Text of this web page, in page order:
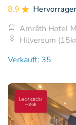
8.9
Amrâth Hotel
Hilversum
Verkauft: 35